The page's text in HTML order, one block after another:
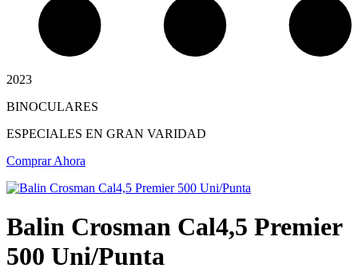
2023
BINOCULARES
ESPECIALES EN GRAN VARIDAD
Comprar Ahora
Balin Crosman Cal4,5 Premier
500 Uni/Punta